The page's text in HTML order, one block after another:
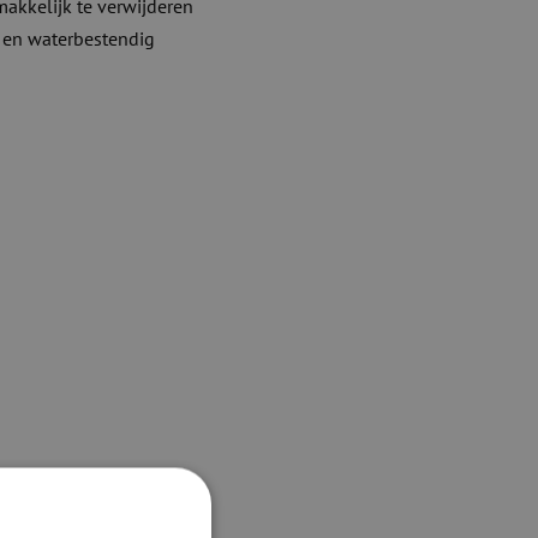
te verwijderen
waterbestendig